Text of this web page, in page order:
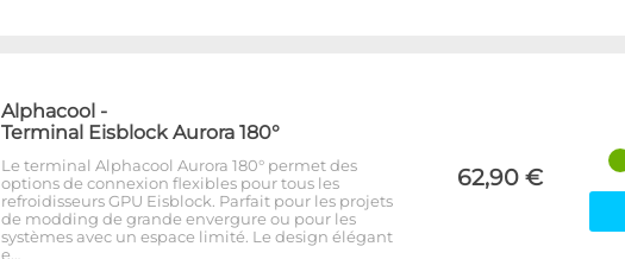
Alphacool -
Terminal Eisblock Aurora 180°
Le terminal Alphacool Aurora 180° permet des
options de connexion flexibles pour tous les
refroidisseurs GPU Eisblock. Parfait pour les projets
de modding de grande envergure ou pour les
systèmes avec un espace limité. Le design élégant
e…
62,90 €